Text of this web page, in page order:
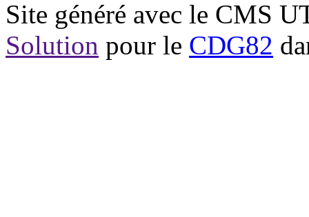
Site généré avec le CMS
Solution pour le CDG82